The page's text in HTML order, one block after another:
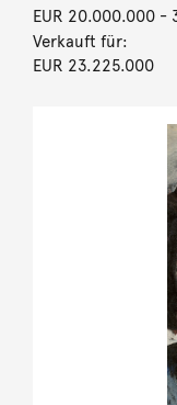
EUR 20.000.000-
Verkauft für:
EUR 23.225.000